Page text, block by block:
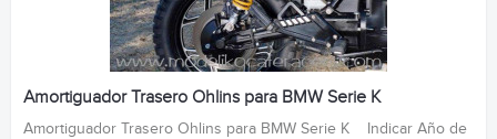
Amortiguador Trasero Ohlins para BMW Serie K
Amortiguador Trasero Ohlins para BMW Serie K Indicar Año de